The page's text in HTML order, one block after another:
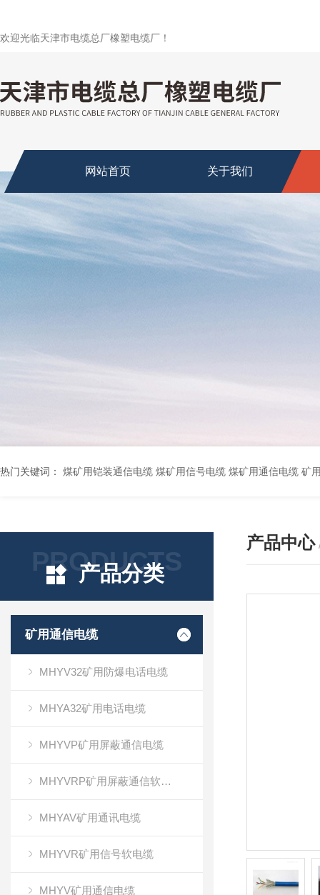
欢迎光临天津市电缆总厂橡塑电缆厂！
网站首页 关于我们
热门关键词： 煤矿用铠装通信电缆 煤矿用信号电缆 煤矿用通信电缆 矿用阻燃通信电缆 矿用监控电缆 矿用通信电缆 橡套软电缆YZ-3*1.5+1 YCW橡胶电缆3*10+1*6 船用橡套软电缆CEFR-3*2.5 煤矿用移动橡套软电缆MY3*4+1*4
PRODUCTS
产品分类
矿用通信电缆
MHYV32矿用防爆电话电缆
MHYA32矿用电话电缆
MHYVP矿用屏蔽通信电缆
MHYVRP矿用屏蔽通信软电缆
MHYAV矿用通讯电缆
MHYVR矿用信号软电缆
MHYV矿用通信电缆
产品中心